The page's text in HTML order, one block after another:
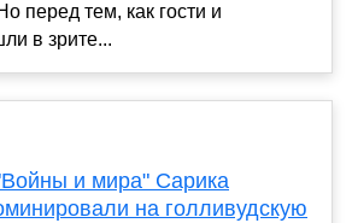
перед тем, как гости и
в зрите...
и мира" Сарика
на голливудскую